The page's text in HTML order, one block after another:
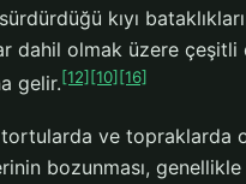
kıyı
dahil olmak üzere çeşitli
gelir.[12][10][16]
tortularda ve topraklarda
bozunması,